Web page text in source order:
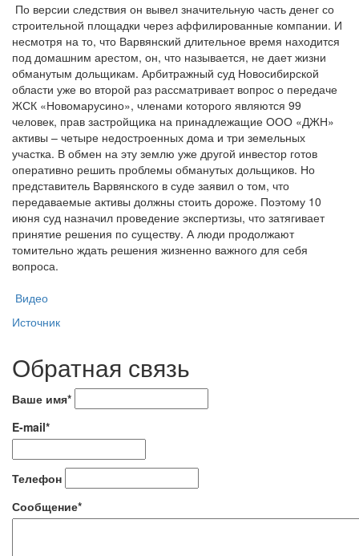
По версии следствия он вывел значительную часть денег со
строительной площадки через аффилированные компании. И
несмотря на то, что Варвянский длительное время находится
под домашним арестом, он, что называется, не дает жизни
обманутым дольщикам. Арбитражный суд Новосибирской
области уже во второй раз рассматривает вопрос о передаче
ЖСК «Новомарусино», членами которого являются 99
человек, прав застройщика на принадлежащие ООО «ДЖН»
активы – четыре недостроенных дома и три земельных
участка. В обмен на эту землю уже другой инвестор готов
оперативно решить проблемы обманутых дольщиков. Но
представитель Варвянского в суде заявил о том, что
передаваемые активы должны стоить дороже. Поэтому 10
июня суд назначил проведение экспертизы, что затягивает
принятие решения по существу. А люди продолжают
томительно ждать решения жизненно важного для себя
вопроса.
Видео
Источник
Обратная связь
Ваше имя*
E-mail*
Телефон
Сообщение*